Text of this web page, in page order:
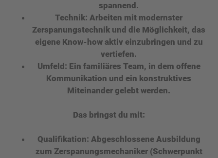
spannend.
Technik: Arbeiten mit modernster
Zerspanungstechnik und die Möglichkeit, das
eigene Know-how aktiv einzubringen und zu
vertiefen.
Umfeld: Ein familiäres Team, in dem offene
Kommunikation und ein konstruktives
Miteinander gelebt werden.
Das bringst du mit:
Qualifikation: Abgeschlossene Ausbildung
zum Zerspanungsmechaniker (Schwerpunkt